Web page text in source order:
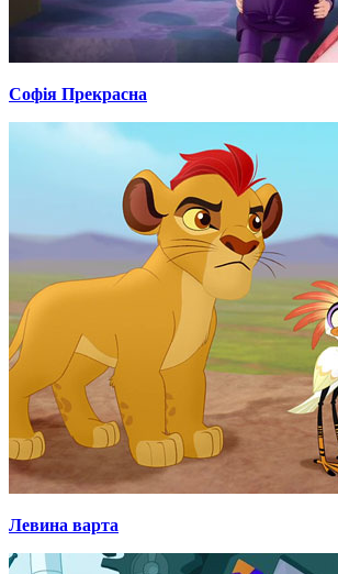
Софія Прекрасна
Левина варта